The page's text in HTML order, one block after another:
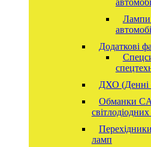
Лампи
Додаткові
ДХО (Денні
Обманки
ламп